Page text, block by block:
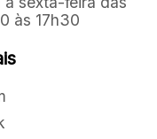
às 17h30